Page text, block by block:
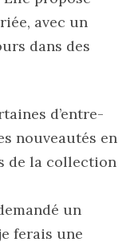
avec un
dans des
d’entre-
nouveautés en
de la collection
un
ferais une